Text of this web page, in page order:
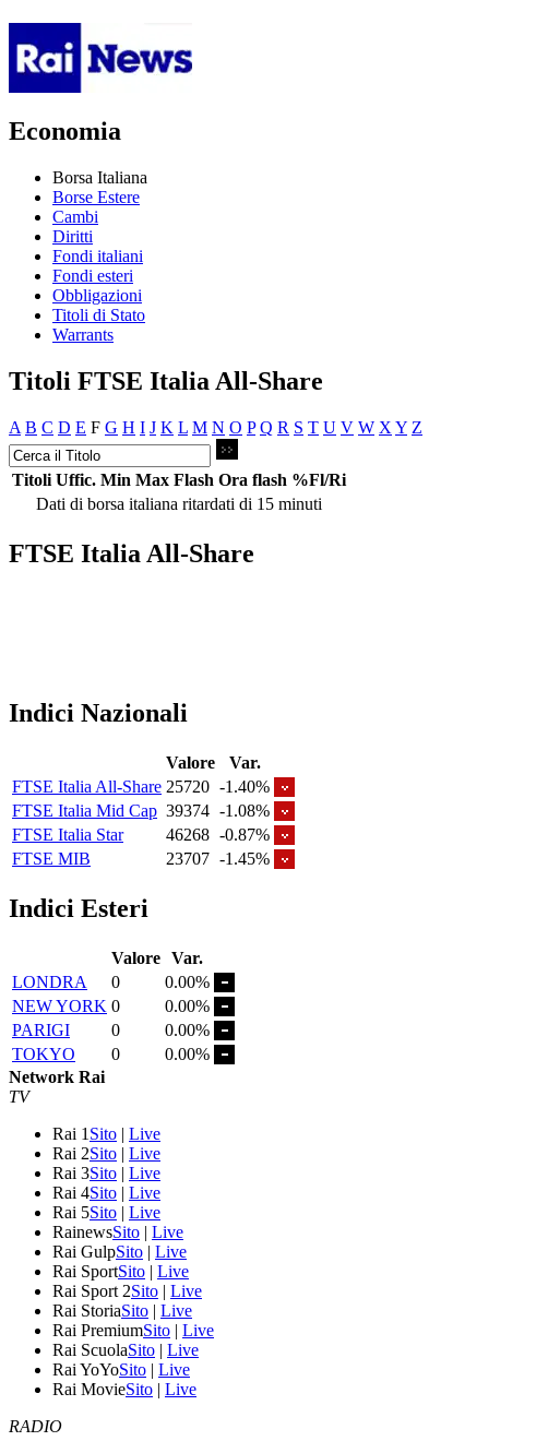
Economia
Borsa Italiana
Borse Estere
Cambi
Diritti
Fondi italiani
Fondi esteri
Obbligazioni
Titoli di Stato
Warrants
Titoli FTSE Italia All-Share
A B C D E F G H I J K L M N O P Q R S T U V W X Y Z
Titoli Uffic. Min Max Flash Ora flash %Fl/Ri
Dati di borsa italiana ritardati di 15 minuti
FTSE Italia All-Share
Indici Nazionali
Valore
Var.
FTSE Italia All-Share 25720 -1.40%
FTSE Italia Mid Cap 39374 -1.08%
FTSE Italia Star
46268 -0.87%
FTSE MIB
23707 -1.45%
Indici Esteri
Valore Var.
LONDRA
0
0.00%
NEW YORK 0
0.00%
PARIGI
0
0.00%
TOKYO
0
0.00%
Network Rai
TV
Rai 1 Sito | Live
Rai 2Sito | Live
Rai 3Sito | Live
Rai 4Sito | Live
Rai 5Sito | Live
RainewsSito | Live
Rai GulpSito | Live
Rai SportSito | Live
Rai Sport 2Sito | Live
Rai StoriaSito | Live
Rai PremiumSito | Live
Rai ScuolaSito | Live
Rai YoYoSito | Live
Rai MovieSito | Live
RADIO